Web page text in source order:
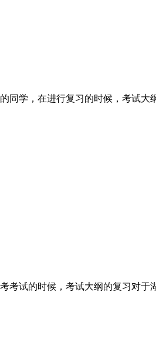
学，在进行复习的时候，考试大
试的时候，考试大纲的复习对于